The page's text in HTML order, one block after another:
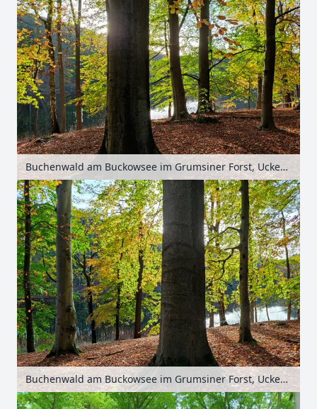
Buchenwald am Buckowsee im Grumsiner Forst, Uckermark, Brandenburg, Deutschland
Buchenwald am Buckowsee im Grumsiner Forst, Uckermark, Brandenburg, Deutschland